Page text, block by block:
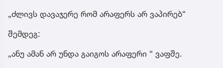
„ძლივს დავაჯერე რომ არაფერს არ ვაპირებ“
შემდეგ:
„ანუ ამან არ უნდა გაიგოს არაფერი “ ვაფშე.